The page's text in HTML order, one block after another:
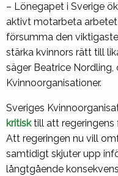
– Lönegapet i Sverige
aktivt motarbeta
försumma den
stärka kvinnors rätt till
säger Beatrice
Kvinnoorganisationer.
Sveriges
kritisktill att regeringens
Att regeringen nu vill
samtidigt skjuter upp
långtgående